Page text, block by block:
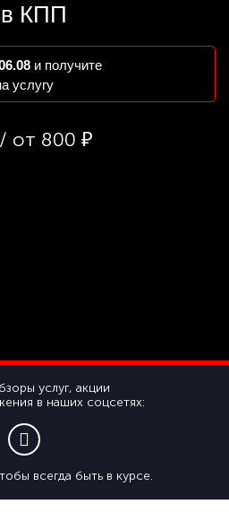
КПП
и получите
услугу
/ от 800 ₽
услуг, акции
в наших соцсетях:
всегда быть в курсе.